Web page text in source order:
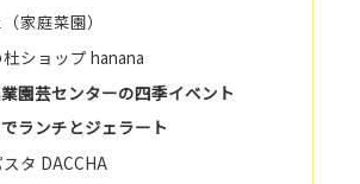
家庭菜園）
ショップ hanana
園芸センターの四季イベント
ランチとジェラート
タ DACCHA